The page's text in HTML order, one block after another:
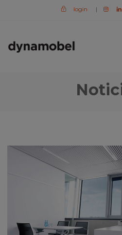
login |